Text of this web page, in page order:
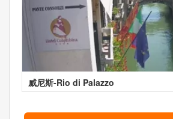
威尼斯-Rio di Palazzo